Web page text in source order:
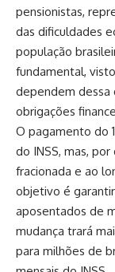
pensionistas,
das dificuldades
população
fundamental,
dependem dessa
obrigações
O pagamento do
do INSS, mas,
fracionada e ao
objetivo é
aposentados de
mudança trará
para milhões de